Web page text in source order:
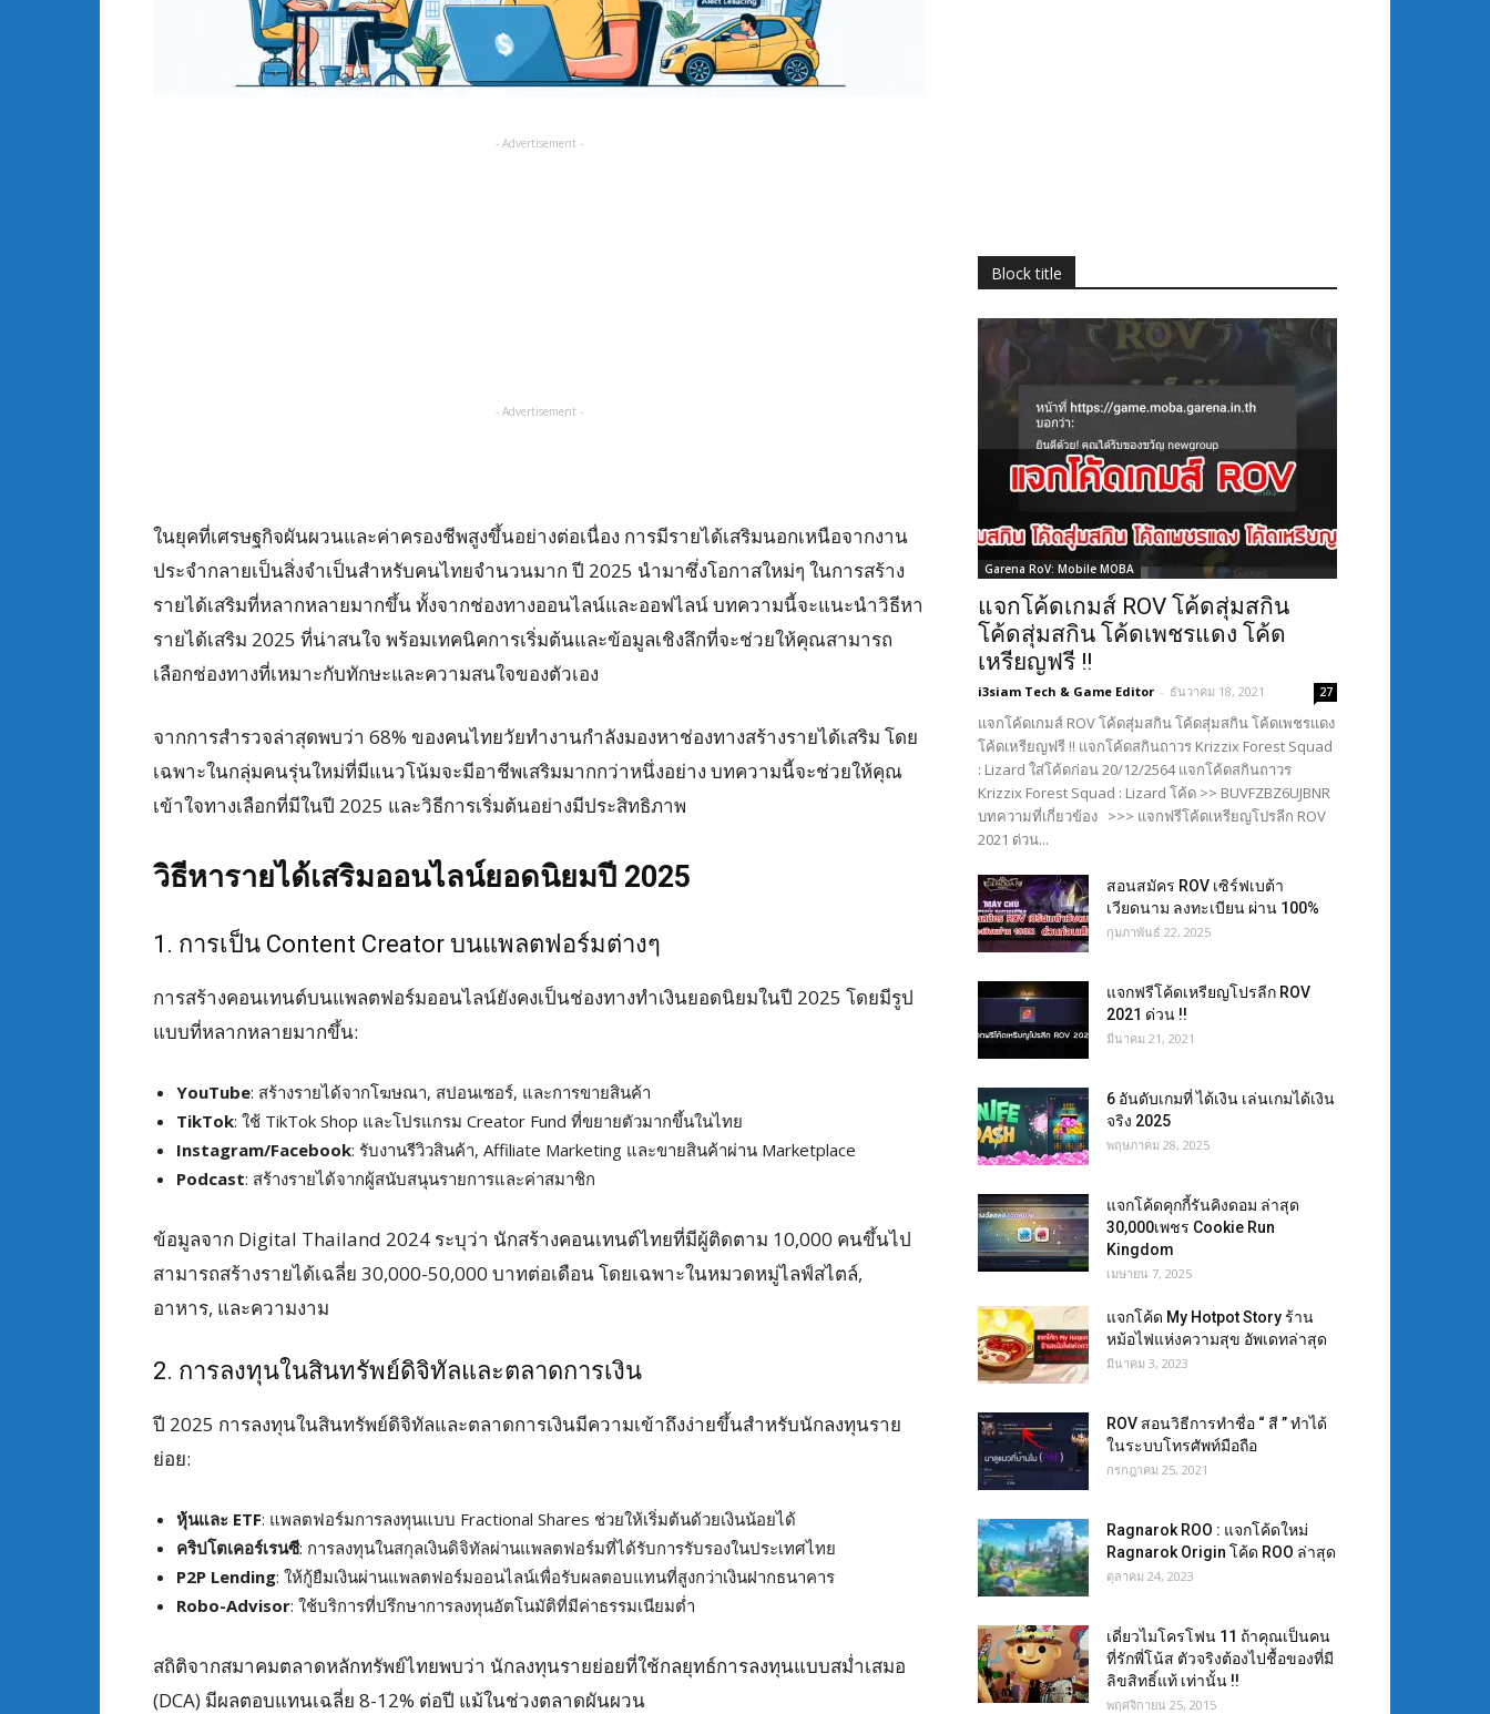
- Advertisement -
- Advertisement -
ในยุคที่เศรษฐกิจผันผวนและค่าครองชีพสูงขึ้นอย่างต่อเนื่อง การมีรายได้เสริมนอกเหนือจากงาน
ประจำกลายเป็นสิ่งจำเป็นสำหรับคนไทยจำนวนมาก ปี 2025 นำมาซึ่งโอกาสใหม่ๆ ในการสร้าง
รายได้เสริมที่หลากหลายมากขึ้น ทั้งจากช่องทางออนไลน์และออฟไลน์ บทความนี้จะแนะนำวิธีหา
รายได้เสริม 2025 ที่น่าสนใจ พร้อมเทคนิคการเริ่มต้นและข้อมูลเชิงลึกที่จะช่วยให้คุณสามารถ
เลือกช่องทางที่เหมาะกับทักษะและความสนใจของตัวเอง
จากการสำรวจล่าสุดพบว่า 68% ของคนไทยวัยทำงานกำลังมองหาช่องทางสร้างรายได้เสริม โดย
เฉพาะในกลุ่มคนรุ่นใหม่ที่มีแนวโน้มจะมีอาชีพเสริมมากกว่าหนึ่งอย่าง บทความนี้จะช่วยให้คุณ
เข้าใจทางเลือกที่มีในปี 2025 และวิธีการเริ่มต้นอย่างมีประสิทธิภาพ
วิธีหารายได้เสริมออนไลน์ยอดนิยมปี 2025
1. การเป็น Content Creator บนแพลตฟอร์มต่างๆ
การสร้างคอนเทนต์บนแพลตฟอร์มออนไลน์ยังคงเป็นช่องทางทำเงินยอดนิยมในปี 2025 โดยมีรูป
แบบที่หลากหลายมากขึ้น:
YouTube: สร้างรายได้จากโฆษณา, สปอนเซอร์, และการขายสินค้า
TikTok: ใช้ TikTok Shop และโปรแกรม Creator Fund ที่ขยายตัวมากขึ้นในไทย
Instagram/Facebook: รับงานรีวิวสินค้า, Affiliate Marketing และขายสินค้าผ่าน Marketplace
Podcast: สร้างรายได้จากผู้สนับสนุนรายการและค่าสมาชิก
ข้อมูลจาก Digital Thailand 2024 ระบุว่า นักสร้างคอนเทนต์ไทยที่มีผู้ติดตาม 10,000 คนขึ้นไป
สามารถสร้างรายได้เฉลี่ย 30,000-50,000 บาทต่อเดือน โดยเฉพาะในหมวดหมู่ไลฟ์สไตล์,
อาหาร, และความงาม
2. การลงทุนในสินทรัพย์ดิจิทัลและตลาดการเงิน
ปี 2025 การลงทุนในสินทรัพย์ดิจิทัลและตลาดการเงินมีความเข้าถึงง่ายขึ้นสำหรับนักลงทุนราย
ย่อย:
หุ้นและ ETF: แพลตฟอร์มการลงทุนแบบ Fractional Shares ช่วยให้เริ่มต้นด้วยเงินน้อยได้
คริปโตเคอร์เรนซี: การลงทุนในสกุลเงินดิจิทัลผ่านแพลตฟอร์มที่ได้รับการรับรองในประเทศไทย
P2P Lending: ให้กู้ยืมเงินผ่านแพลตฟอร์มออนไลน์เพื่อรับผลตอบแทนที่สูงกว่าเงินฝากธนาคาร
Robo-Advisor: ใช้บริการที่ปรึกษาการลงทุนอัตโนมัติที่มีค่าธรรมเนียมต่ำ
สถิติจากสมาคมตลาดหลักทรัพย์ไทยพบว่า นักลงทุนรายย่อยที่ใช้กลยุทธ์การลงทุนแบบสม่ำเสมอ
(DCA) มีผลตอบแทนเฉลี่ย 8-12% ต่อปี แม้ในช่วงตลาดผันผวน
Block title
Garena RoV: Mobile MOBA
แจกโค้ดเกมส์ ROV โค้ดสุ่มสกิน
โค้ดสุ่มสกิน โค้ดเพชรแดง โค้ด
เหรียญฟรี !!
i3siam Tech & Game Editor - ธันวาคม 18, 2021 27
แจกโค้ดเกมส์ ROV โค้ดสุ่มสกิน โค้ดสุ่มสกิน โค้ดเพชรแดง
โค้ดเหรียญฟรี !! แจกโค้ดสกินถาวร Krizzix Forest Squad
: Lizard ใส่โค้ดก่อน 20/12/2564 แจกโค้ดสกินถาวร
Krizzix Forest Squad : Lizard โค้ด >> BUVFZBZ6UJBNR
บทความที่เกี่ยวข้อง >>> แจกฟรีโค้ดเหรียญโปรลีก ROV
2021 ด่วน...
สอนสมัคร ROV เซิร์ฟเบต้า
เวียดนาม ลงทะเบียน ผ่าน 100%
กุมภาพันธ์ 22, 2025
แจกฟรีโค้ดเหรียญโปรลีก ROV
2021 ด่วน !!
มีนาคม 21, 2021
6 อันดับเกมที่ ได้เงิน เล่นเกมได้เงิน
จริง 2025
พฤษภาคม 28, 2025
แจกโค้ดคุกกี้รันคิงดอม ล่าสุด
30,000เพชร Cookie Run
Kingdom
เมษายน 7, 2025
แจกโค้ด My Hotpot Story ร้าน
หม้อไฟแห่งความสุข อัพเดทล่าสุด
มีนาคม 3, 2023
ROV สอนวิธีการทำชื่อ “ สี ” ทำได้
ในระบบโทรศัพท์มือถือ
กรกฎาคม 25, 2021
Ragnarok ROO : แจกโค้ดใหม่
Ragnarok Origin โค้ด ROO ล่าสุด
ตุลาคม 24, 2023
เดี่ยวไมโครโฟน 11 ถ้าคุณเป็นคน
ที่รักพี่โน้ส ตัวจริงต้องไปชื้อของที่มี
ลิขสิทธิ์แท้ เท่านั้น !!
พฤศจิกายน 25, 2015